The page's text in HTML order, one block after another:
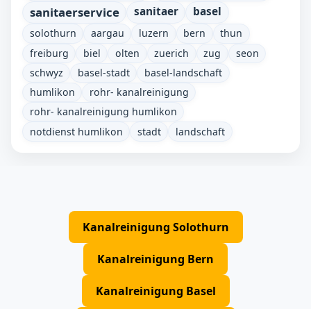
sanitaerservice sanitaer basel
solothurn aargau luzern bern
thun
freiburg
biel olten zuerich zug
seon
schwyz
basel-stadt
basel-landschaft
humlikon
rohr- kanalreinigung
rohr- kanalreinigung humlikon
notdienst humlikon
stadt landschaft
Kanalreinigung Solothurn
Kanalreinigung Bern
Kanalreinigung Basel